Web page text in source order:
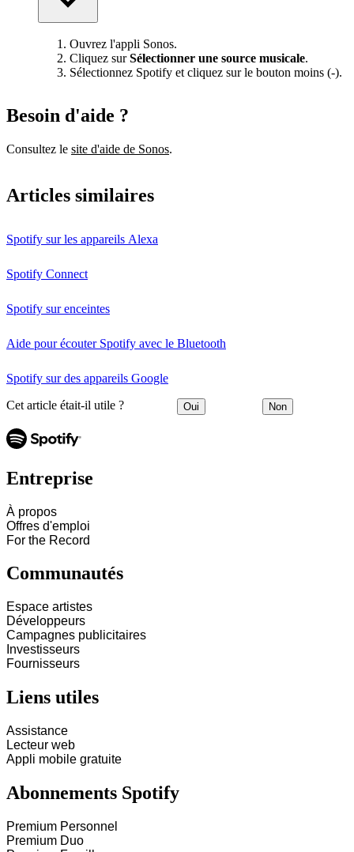
Ouvrez l'appli Sonos.
Cliquez surSélectionner une source musicale.
Sélectionnez Spotify et cliquez sur le bouton moins (-).
Besoin d'aide ?
Consultez le site d'aide de Sonos.
Articles similaires
Spotify sur les appareils Alexa
Spotify Connect
Spotify sur enceintes
Aide pour écouter Spotify avec le Bluetooth
Spotify sur des appareils Google
Cet article était-il utile ? Oui Non
Entreprise
À propos
Offres d'emploi
For the Record
Communautés
Espace artistes
Développeurs
Campagnes publicitaires
Investisseurs
Fournisseurs
Liens utiles
Assistance
Lecteur web
Appli mobile gratuite
Abonnements Spotify
Premium Personnel
Premium Duo